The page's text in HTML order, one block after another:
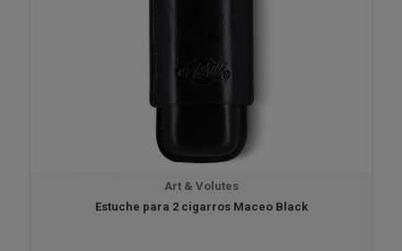
Art & Volutes
Estuche para 2 cigarros Maceo Black